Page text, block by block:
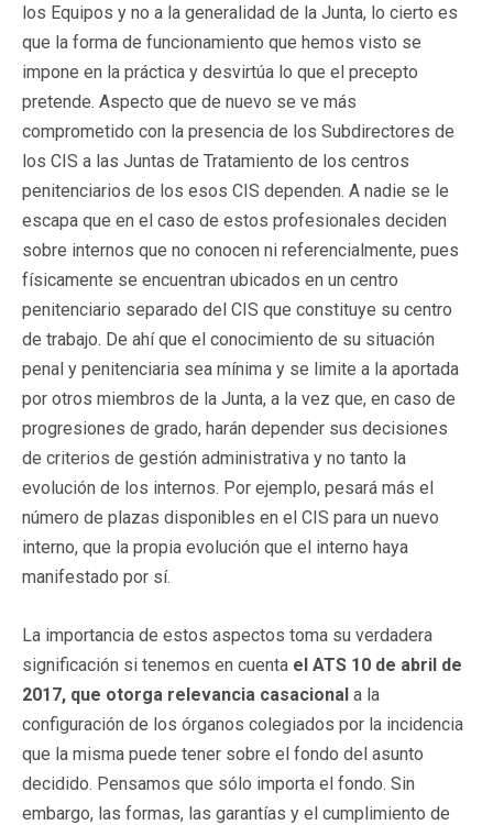
los Equipos y no a la generalidad de la Junta, lo cierto es
que la forma de funcionamiento que hemos visto se
impone en la práctica y desvirtúa lo que el precepto
pretende. Aspecto que de nuevo se ve más
comprometido con la presencia de los Subdirectores de
los CIS a las Juntas de Tratamiento de los centros
penitenciarios de los esos CIS dependen. A nadie se le
escapa que en el caso de estos profesionales deciden
sobre internos que no conocen ni referencialmente, pues
físicamente se encuentran ubicados en un centro
penitenciario separado del CIS que constituye su centro
de trabajo. De ahí que el conocimiento de su situación
penal y penitenciaria sea mínima y se limite a la aportada
por otros miembros de la Junta, a la vez que, en caso de
progresiones de grado, harán depender sus decisiones
de criterios de gestión administrativa y no tanto la
evolución de los internos. Por ejemplo, pesará más el
número de plazas disponibles en el CIS para un nuevo
interno, que la propia evolución que el interno haya
manifestado por sí.
La importancia de estos aspectos toma su verdadera
significación si tenemos en cuenta el ATS 10 de abril de
2017, que otorga relevancia casacional a la
configuración de los órganos colegiados por la incidencia
que la misma puede tener sobre el fondo del asunto
decidido. Pensamos que sólo importa el fondo. Sin
embargo, las formas, las garantías y el cumplimiento de